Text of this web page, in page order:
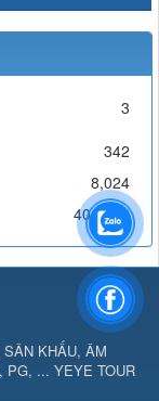
3
342
8,024
404,109
KHẤU, ÂM
PG, ... YEYE TOUR